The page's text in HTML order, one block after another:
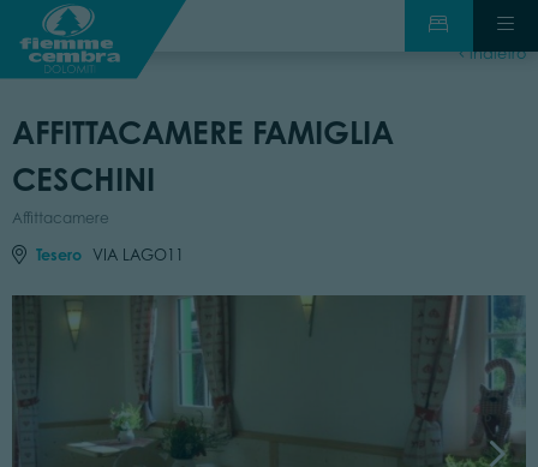
indietro
AFFITTACAMERE FAMIGLIA
CESCHINI
Affittacamere
Tesero VIA LAGO11